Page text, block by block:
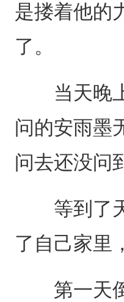
是搂着他的
了。
当天晚上
问的安雨墨
问去还没问
等到了天
了自己家里
第一天倒